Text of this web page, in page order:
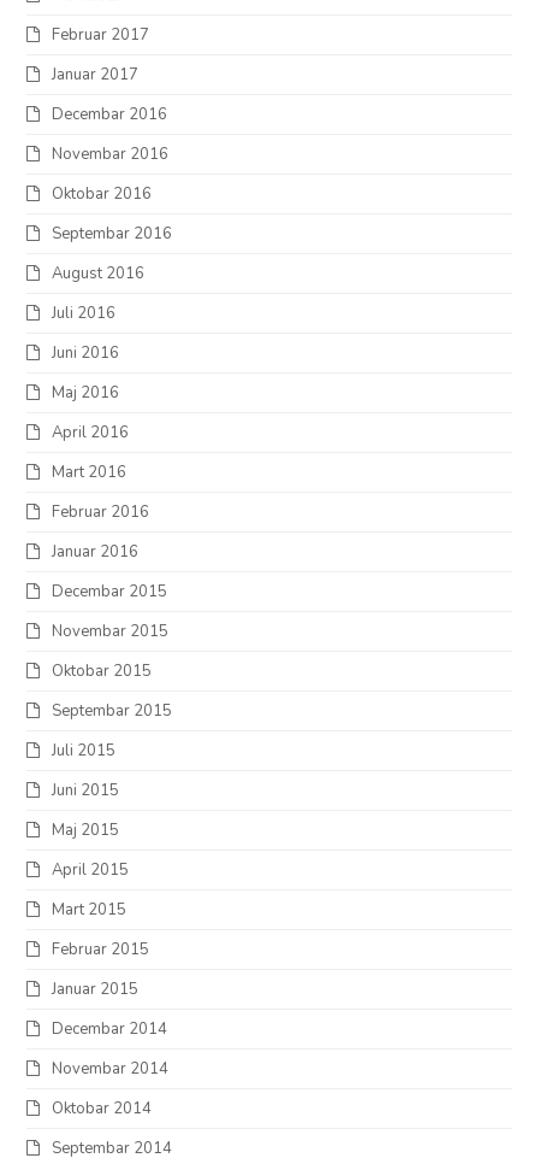
Februar 2017
Januar 2017
Decembar 2016
Novembar 2016
Oktobar 2016
Septembar 2016
August 2016
Juli 2016
Juni 2016
Maj 2016
April 2016
Mart 2016
Februar 2016
Januar 2016
Decembar 2015
Novembar 2015
Oktobar 2015
Septembar 2015
Juli 2015
Juni 2015
Maj 2015
April 2015
Mart 2015
Februar 2015
Januar 2015
Decembar 2014
Novembar 2014
Oktobar 2014
Septembar 2014